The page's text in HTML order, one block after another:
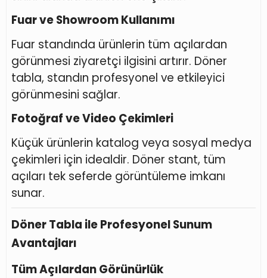
Fuar ve Showroom Kullanımı
Fuar standında ürünlerin tüm açılardan
görünmesi ziyaretçi ilgisini artırır. Döner
tabla, standın profesyonel ve etkileyici
görünmesini sağlar.
Fotoğraf ve Video Çekimleri
Küçük ürünlerin katalog veya sosyal medya
çekimleri için idealdir. Döner stant, tüm
açıları tek seferde görüntüleme imkanı
sunar.
Döner Tabla ile Profesyonel Sunum
Avantajları
Tüm Açılardan Görünürlük